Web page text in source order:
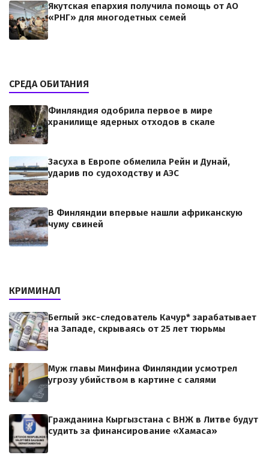
Якутская епархия получила помощь от АО
«РНГ» для многодетных семей
СРЕДА ОБИТАНИЯ
Финляндия одобрила первое в мире
хранилище ядерных отходов в скале
Засуха в Европе обмелила Рейн и Дунай,
ударив по судоходству и АЭС
В Финляндии впервые нашли африканскую
чуму свиней
КРИМИНАЛ
Беглый экс-следователь Качур* зарабатывает
на Западе, скрываясь от 25 лет тюрьмы
Муж главы Минфина Финляндии усмотрел
угрозу убийством в картине с салями
Гражданина Кыргызстана с ВНЖ в Литве будут
судить за финансирование «Хамаса»